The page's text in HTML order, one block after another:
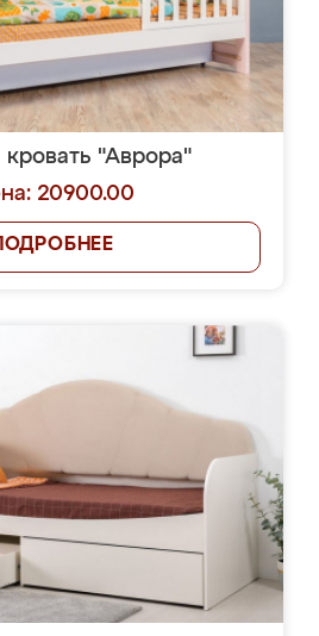
кровать "Аврора"
20900.00